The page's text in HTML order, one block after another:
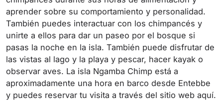
aprender sobre su comportamiento y personalidad.
También puedes interactuar con los chimpancés y
unirte a ellos para dar un paseo por el bosque si
pasas la noche en la isla. También puede disfrutar de
las vistas al lago y la playa y pescar, hacer kayak o
observar aves. La isla Ngamba Chimp está a
aproximadamente una hora en barco desde Entebbe
y puedes reservar tu visita a través del sitio web aquí.